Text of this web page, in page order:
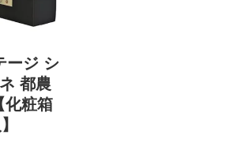
ージ シ
都農
化粧箱